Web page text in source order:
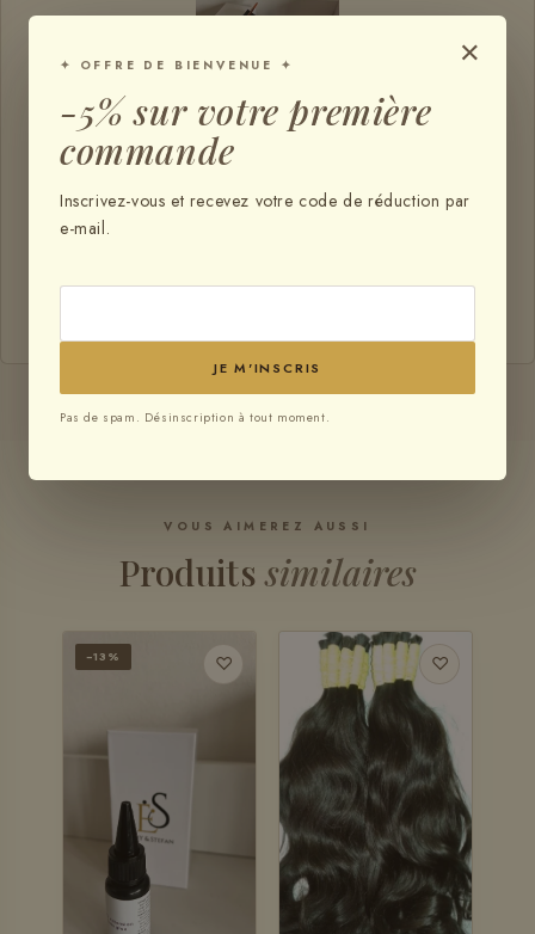
Appareil lampe led V-
light ES pour ...
VOUS AIMEREZ AUSSI
Produitssimilaires
♡
−13% ♡
×
✦ OFFRE DE BIENVENUE ✦
-5% sur votre première
commande
Inscrivez-vous et recevez votre code de réduction par
e-mail.
JE M'INSCRIS
Pas de spam. Désinscription à tout moment.